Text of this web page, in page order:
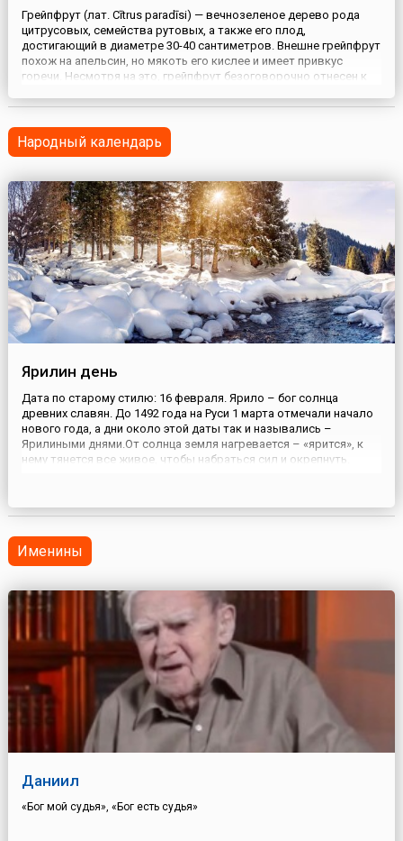
Грейпфрут (лат. Cītrus paradīsi) — вечнозеленое дерево рода
цитрусовых, семейства рутовых, а также его плод,
достигающий в диаметре 30-40 сантиметров. Внешне грейпфрут
похож на апельсин, но мякоть его кислее и имеет привкус
горечи. Несмотря на это, грейпфрут безоговорочно отнесен к
результатом природной гибридизации апельсинов и помело. ...
Народный календарь
Ярилин день
Дата по старому стилю: 16 февраля. Ярило – бог солнца
древних славян. До 1492 года на Руси 1 марта отмечали начало
нового года, а дни около этой даты так и назывались –
Ярилиными днями.От солнца земля нагревается – «ярится», к
нему тянется все живое, чтобы набраться сил и окрепнуть.
сельскохозяйственны...
Именины
Даниил
«Бог мой судья», «Бог есть судья»